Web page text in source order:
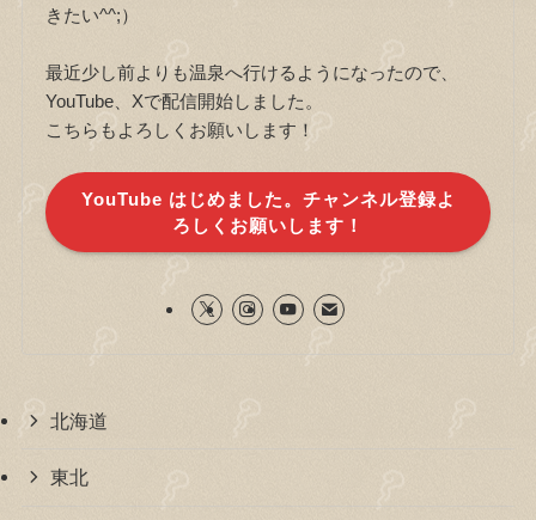
きたい^^;）
最近少し前よりも温泉へ行けるようになったので、
YouTube、Xで配信開始しました。
こちらもよろしくお願いします！
YouTube はじめました。チャンネル登録よ
ろしくお願いします！
北海道
東北